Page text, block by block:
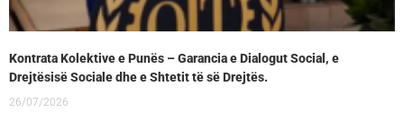
Kontrata Kolektive e Punës – Garancia e Dialogut Social, e
Drejtësisë Sociale dhe e Shtetit të së Drejtës.
26/07/2026